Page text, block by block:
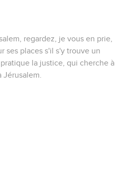
regardez, je vous en prie,
ses places s'il s'y trouve un
la justice, qui cherche à